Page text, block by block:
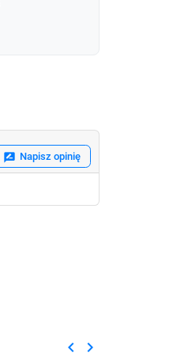
rate_review Napisz opinię
Poprzedni
keyboard_arrow_left Następny
keyboard_arrow_right